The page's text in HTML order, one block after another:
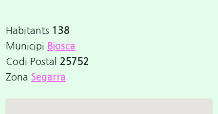
Habitants 138
Municipi Biosca
Codi Postal 25752
Zona Segarra